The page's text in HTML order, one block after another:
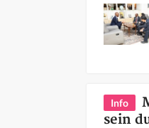
Info
sein